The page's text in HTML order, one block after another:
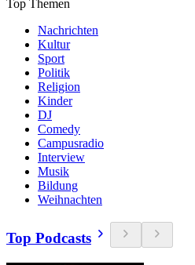
Top Themen
Nachrichten
Kultur
Sport
Politik
Religion
Kinder
DJ
Comedy
Campusradio
Interview
Musik
Bildung
Weihnachten
Top Podcasts